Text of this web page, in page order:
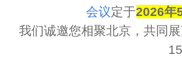
会议定于2026年
我们诚邀您相聚北京，共同